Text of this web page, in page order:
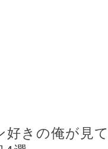
好きの俺が見